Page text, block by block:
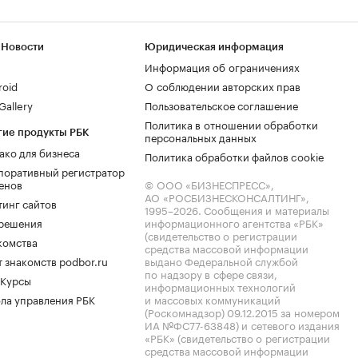
продукты РБК
для бизнеса
регистратор
сайтов
знакомств podbor.ru
управления РБК
Юридическая информация
Информация об ограничениях
О соблюдении авторских прав
Пользовательское соглашение
Политика в отношении обработки
персональных данных
Политика обработки файлов cookie
© ООО «БИЗНЕСПРЕСС»,
АО «РОСБИЗНЕСКОНСАЛТИНГ»,
1995–2026. Сообщения и материалы
информационного агентства «РБК»
(свидетельство о регистрации
средства массовой информации
выдано Федеральной службой
по надзору в сфере связи,
информационных технологий
и массовых коммуникаций
(Роскомнадзор) 09.12.2015 за номером
ИА №ФС77-63848) и сетевого издания
«РБК» (свидетельство о регистрации
средства массовой информации